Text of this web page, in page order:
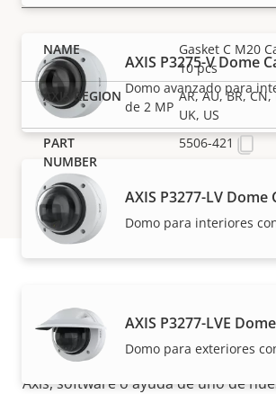
AXIS P3275-V Dome
Domo avanzado para
de 2 MP
AXIS P3277-LV Dome
Domo para interiores
AXIS P3277-LVE
Domo para exteriores
Gasket C M20
10 pcs
AR, AU, BR, CN,
UK, US
5506-421
Asistencia y
¿Necesita información sobre
Axis, software o ayuda de uno de